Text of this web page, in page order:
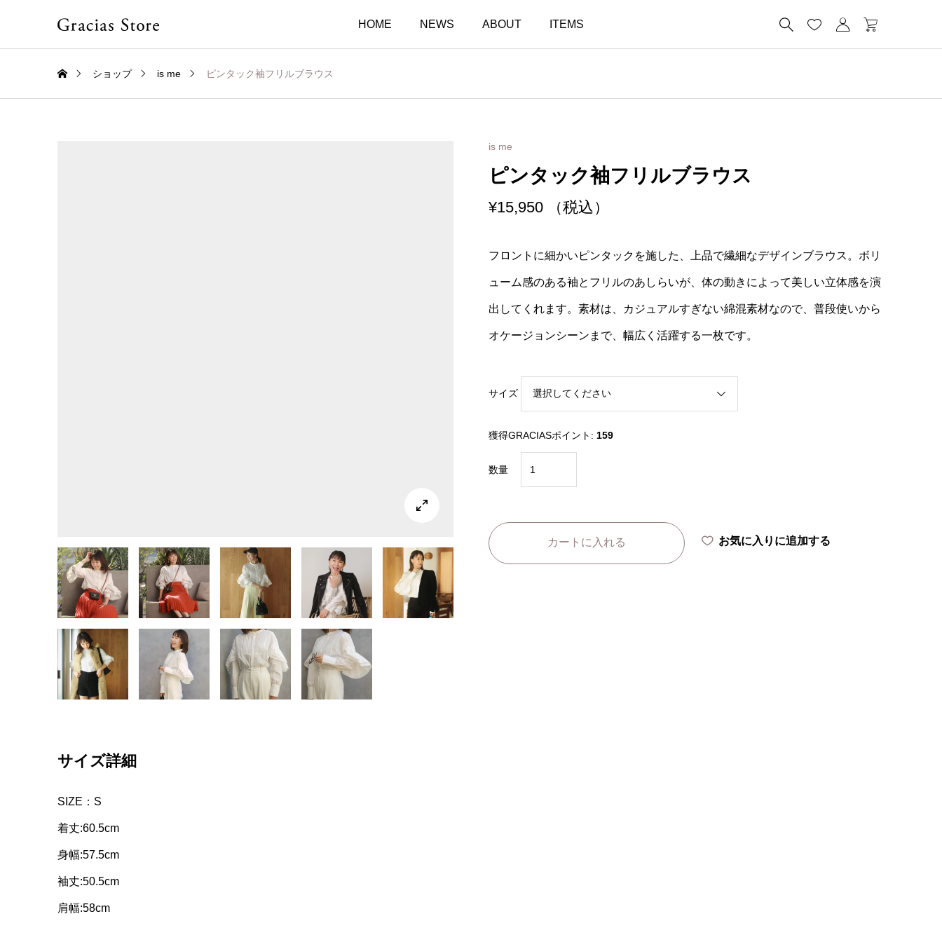
HOME NEWS ABOUT ITEMS    
ショップ is me ピンタック袖フリルブラウス

is me
ピンタック袖フリルブラウス
¥15,950 （税込）
フロントに細かいピンタックを施した、上品で繊細なデザインブラウス。ボリ
ューム感のある袖とフリルのあしらいが、体の動きによって美しい立体感を演
出してくれます。素材は、カジュアルすぎない綿混素材なので、普段使いから
オケージョンシーンまで、幅広く活躍する一枚です。
サイズ
獲得GRACIASポイント: 159
数量
ッ
カートに入れる お気に入りに追加する
サイズ詳細
SIZE：S
着丈:60.5cm
身幅:57.5cm
袖丈:50.5cm
肩幅:58cm